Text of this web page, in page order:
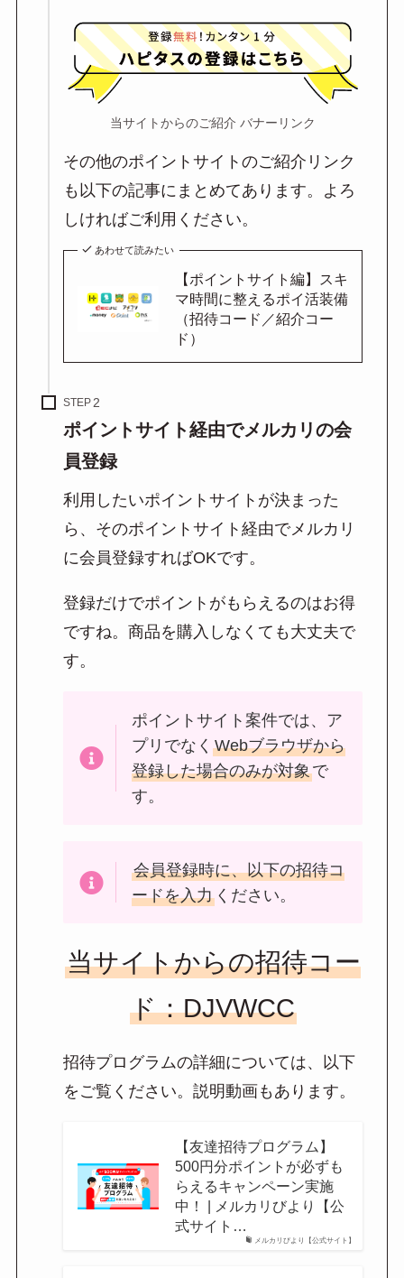
当サイトからのご紹介 バナーリンク
その他のポイントサイトのご紹介リンク
も以下の記事にまとめてあります。よろ
しければご利用ください。
あわせて読みたい
【ポイントサイト編】スキ
マ時間に整えるポイ活装備
（招待コード／紹介コー
ド）
STEP
ポイントサイト経由でメルカリの会
員登録
利用したいポイントサイトが決まった
ら、そのポイントサイト経由でメルカリ
に会員登録すればOKです。
登録だけでポイントがもらえるのはお得
ですね。商品を購入しなくても大丈夫で
す。
ポイントサイト案件では、ア
プリでなく Webブラウザから
登録した場合のみが対象で
す。
会員登録時に、以下の招待コ
ードを入力ください。
当サイトからの招待コー
ド：DJVWCC
招待プログラムの詳細については、以下
をご覧ください。説明動画もあります。
メルカリびより【公式サイト】
【友達招待プログラム】
500円分ポイントが必ずも
らえるキャンペーン実施
中！ | メルカリびより【公
式サイト…